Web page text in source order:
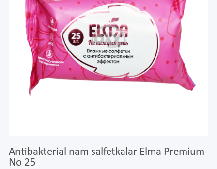
Antibakterial nam salfetkalar Elma Premium
No 25